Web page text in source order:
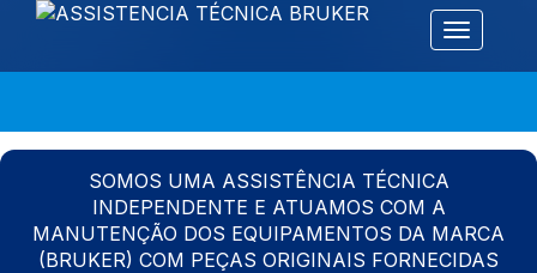
Alternar
SOMOS UMA ASSISTÊNCIA TÉCNICA
INDEPENDENTE E ATUAMOS COM A
MANUTENÇÃO DOS EQUIPAMENTOS DA MARCA
(BRUKER) COM PEÇAS ORIGINAIS FORNECIDAS